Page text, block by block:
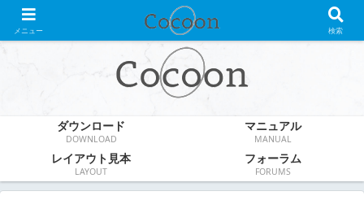
WordPress無料テーマ
ダウンロード
DOWNLOAD
マニュアル
MANUAL
レイアウト見本
LAYOUT
フォーラム
FORUMS
メニュー 検索